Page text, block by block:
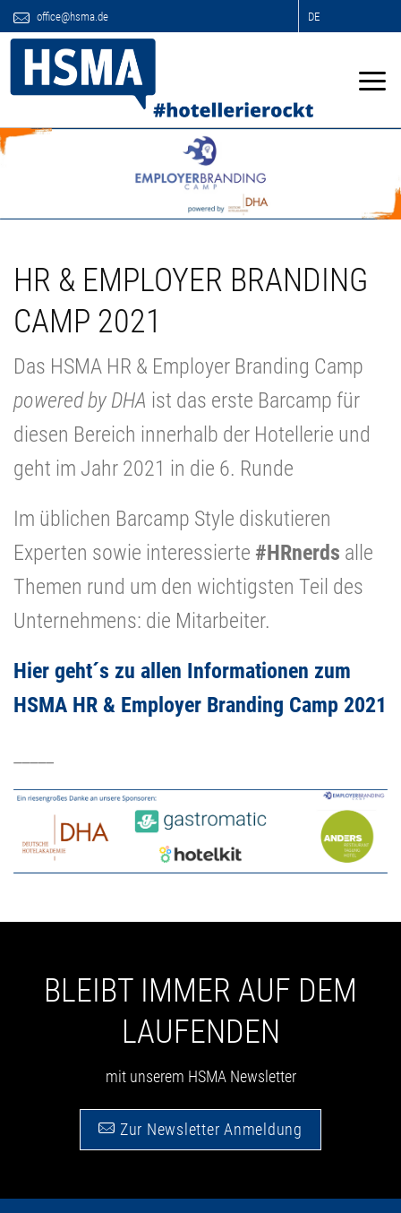
office@hsma.de DE
HR & EMPLOYER BRANDING
CAMP 2021
Das HSMA HR & Employer Branding Camp
powered by DHA ist das erste Barcamp für
diesen Bereich innerhalb der Hotellerie und
geht im Jahr 2021 in die 6. Runde
Im üblichen Barcamp Style diskutieren
Experten sowie interessierte #HRnerds alle
Themen rund um den wichtigsten Teil des
Unternehmens: die Mitarbeiter.
Hier geht´s zu allen Informationen zum
HSMA HR & Employer Branding Camp 2021
BLEIBT IMMER AUF DEM
LAUFENDEN
mit unserem HSMA Newsletter
Zur Newsletter Anmeldung